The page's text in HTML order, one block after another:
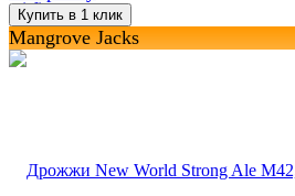
Mangrove Jacks